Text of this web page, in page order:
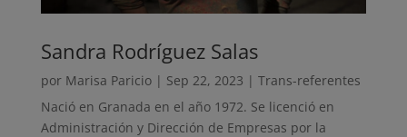
Sandra Rodríguez Salas
por Marisa Paricio| Sep 22, 2023 | Trans-referentes
Nació en Granada en el año 1972. Se licenció en
Administración y Dirección de Empresas por la